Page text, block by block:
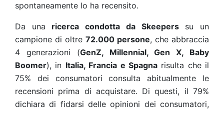
spontaneamente lo ha recensito.
Da una ricerca condotta da Skeeperssu un
campione di oltre 72.000 persone, che abbraccia
4 generazioni (GenZ, Millennial, Gen X, Baby
Boomer), in Italia, Francia e Spagnarisulta che il
75% dei consumatori consulta abitualmente le
recensioni prima di acquistare. Di questi, il 79%
dichiara di fidarsi delle opinioni dei consumatori,